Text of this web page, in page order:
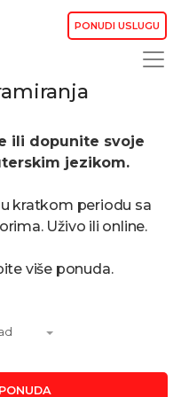
PONUDI USLUGU
ili dopunite svoje
jezikom.
kratkom periodu sa
Uživo ili online.
više ponuda.